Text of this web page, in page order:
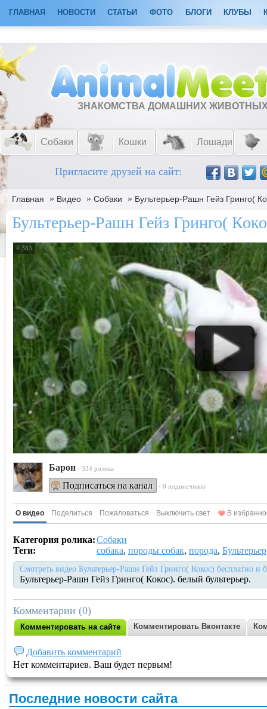
ГЛАВНАЯ НОВОСТИ СТАТЬИ ФОТО БЛОГИ КЛУБЫ
ЗНАКОМСТВА ДОМАШНИХ
Собаки Кошки Лошади
Пригласите друзей на сайт:
Главная » Видео » Собаки » Бультерьер-Рашн Гейз Гринго(
Бультерьер-Рашн Гейз Гринго(
# 383
Барон · 334 ролика
Подписаться на канал · 0 подписчиков
О видео Поделиться Пожаловаться Выключить свет В
Категория ролика:Собаки
Теги:
собака, породы собак, порода, Бультерьер
Смотреть видео Бультерьер-Рашн Гейз Гринго( Кокос) бесплатно и
Бультерьер-Рашн Гейз Гринго( Кокос). белый бультерьер.
Комментарии (0)
Комментировать на сайте Комментировать Вконтакте
Добавить комментарий
Нет комментариев. Ваш будет первым!
Последние новости сайта